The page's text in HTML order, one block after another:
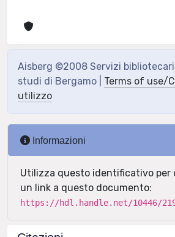
Aisberg ©2008 Servizi
studi di Bergamo | Terms of use/
utilizzo
Informazioni
Utilizza questo identificativo per
un link a questo documento:
https://hdl.handle.net/10446/